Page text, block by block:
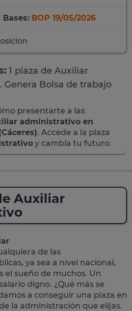
BOP 19/05/2026
1 plaza de Auxiliar
Bolsa de trabajo
presentarte a las
administrativo en
. Accede a la plaza
y cambia tu futuro.
Auxiliar
de las
ya sea a nivel nacional,
el sueño de muchos. Un
digno. ¿Qué más se
a conseguir una plaza en
la administración que elijas.